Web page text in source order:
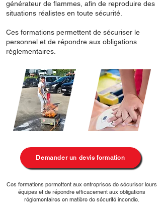
générateur de flammes, afin de reproduire des
situations réalistes en toute sécurité.
Ces formations permettent de sécuriser le
personnel et de répondre aux obligations
réglementaires.
Demander un devis formation
Ces formations permettent aux entreprises de sécuriser leurs
équipes et de répondre efficacement aux obligations
réglementaires en matière de sécurité incendie.